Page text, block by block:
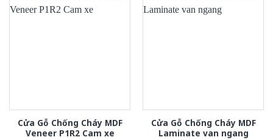
Cửa Gỗ Chống Cháy MDF
Veneer P1R2 Cam xe
Cửa Gỗ Chống Cháy MDF
Laminate van ngang